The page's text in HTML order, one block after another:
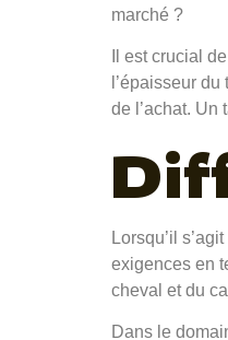
marché ?
Il est crucial
l’épaisseur
de l’achat. Un
Lorsqu’il
exigences en
cheval et du
Dans le